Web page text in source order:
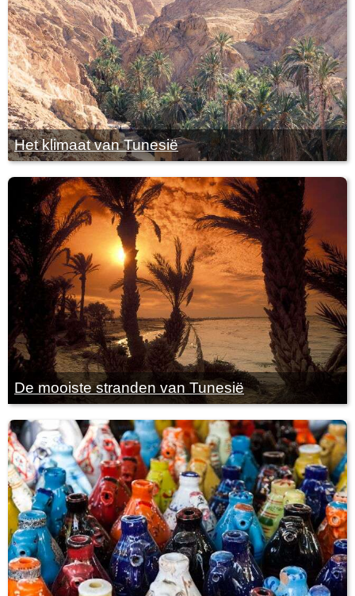
Het klimaat van Tunesië
De mooiste stranden van Tunesië